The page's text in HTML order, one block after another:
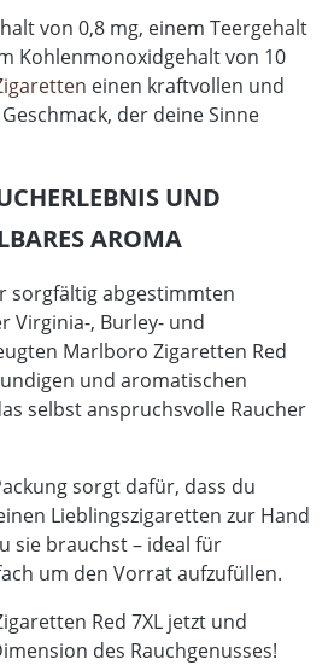
von 0,8 mg, einem Teergehalt
Kohlenmonoxidgehalt von 10
einen kraftvollen und
der deine Sinne
UND
AROMA
sorgfältig abgestimmten
Virginia-, Burley- und
Marlboro Zigaretten Red
und aromatischen
selbst anspruchsvolle Raucher
sorgt dafür, dass du
Lieblingszigaretten zur Hand
sie brauchst – ideal für
um den Vorrat aufzufüllen.
Red 7XL jetzt und
des Rauchgenusses!